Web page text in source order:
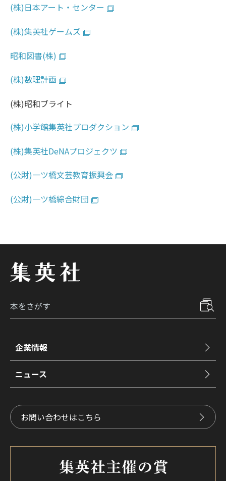
(株)日本アート・センター
(株)集英社ゲームズ
昭和図書(株)
(株)数理計画
(株)昭和ブライト
(株)小学館集英社プロダクション
(株)集英社DeNAプロジェクツ
(公財)一ツ橋文芸教育振興会
(公財)一ツ橋綜合財団
企業情報
ニュース
お問い合わせはこちら